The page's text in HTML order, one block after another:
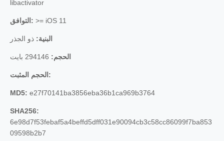
libactivator
التوافق: >= iOS 11
البنية: ذو الجذر
الحجم:
الحجم المثبت:
MD5: e27f70141ba3856eba36b1ca969b3764
SHA256:
6e98d7f53febaf5a4beffd5dff031e90094cb3c58cc86099f7ba853
09598b2b7